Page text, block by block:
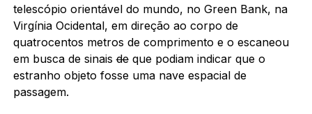
telescópio orientável do mundo, no Green Bank, na
Virgínia Ocidental, em direção ao corpo de
quatrocentos metros de comprimento e o escaneou
em busca de sinaisdeque podiam indicar que o
estranho objeto fosse uma nave espacial de
passagem.